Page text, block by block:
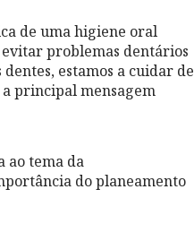
de uma higiene oral
problemas dentários
dentes, estamos a cuidar de
a principal mensagem
ao tema da
do planeamento